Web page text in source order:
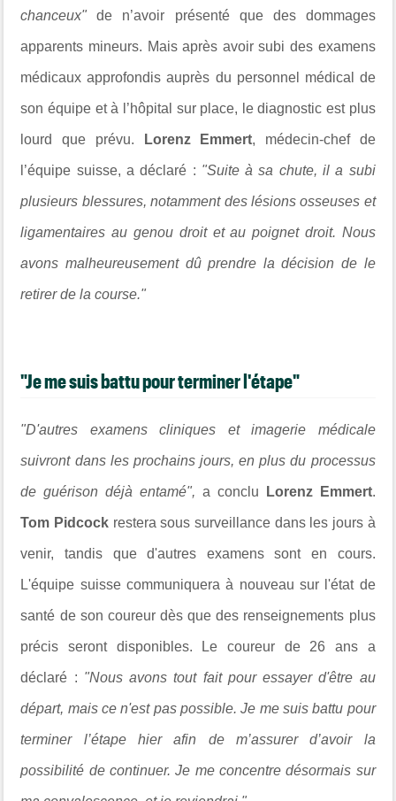
chanceux" de n’avoir présenté que des dommages
apparents mineurs. Mais après avoirsubi des examens
médicaux approfondis auprès du personnel médical de
son équipe et à l’hôpital sur place, le diagnostic est plus
lourd que prévu. Lorenz Emmert, médecin-chef de
l’équipe suisse, a déclaré : "Suite à sa chute, il a subi
plusieurs blessures, notamment des lésions osseuses et
ligamentaires au genou droit et au poignet droit. Nous
avons malheureusement dû prendre la décision de le
retirer de la course."
"Je me suis battu pour terminer l'étape"
"D'autres examens cliniques et imagerie médicale
suivront dans les prochains jours, en plus du processus
de guérison déjà entamé", a conclu Lorenz Emmert.
Tom Pidcock restera sous surveillance dans les jours à
venir, tandis que d'autres examens sont en cours.
L'équipe suisse communiquera à nouveau sur l'état de
santé de son coureur dès que des renseignements plus
précis seront disponibles. Le coureur de 26 ans a
déclaré : "Nous avons tout fait pour essayer d'être au
départ, mais ce n'est pas possible. Je me suis battu pour
terminer l’étape hier afin de m’assurer d’avoir la
possibilité de continuer. Je me concentre désormais sur